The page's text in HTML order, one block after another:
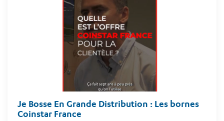
Je Bosse En Grande Distribution : Les bornes
Coinstar France